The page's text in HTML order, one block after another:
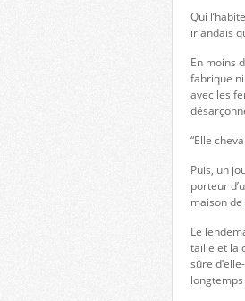
Qui
irlandais
En moins
fabrique
avec les
“Elle
Puis, un
porteur
maison de
Le
taille et la
sûre